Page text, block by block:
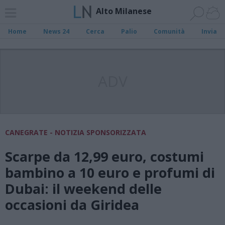
Alto Milanese
Home News 24 Cerca Palio Comunità Invia
CANEGRATE - NOTIZIA SPONSORIZZATA
Scarpe da 12,99 euro, costumi
bambino a 10 euro e profumi di
Dubai: il weekend delle
occasioni da Giridea